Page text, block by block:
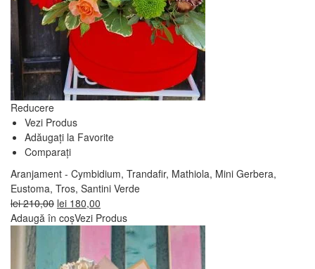
Reducere
Vezi Produs
Adăugați la Favorite
Comparați
Aranjament - Cymbidium, Trandafir, Mathiola, Mini Gerbera,
Eustoma, Tros, Santini Verde
lei210,00 Prețul
inițial
fost:
lei 210,00.
lei 180,00
curent
lei 180,00.
Adaugă în coșVezi Produs